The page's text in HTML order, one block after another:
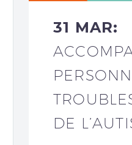
31 MAR:
DE